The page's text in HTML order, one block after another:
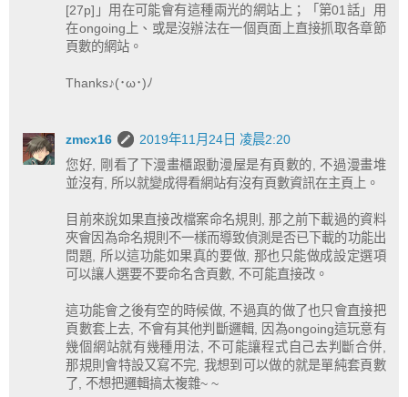
[27p]」用在可能會有這種兩光的網站上；「第01話」用
在ongoing上、或是沒辦法在一個頁面上直接抓取各章節
頁數的網站。
Thanks♪(･ω･)ﾉ
zmcx16
2019年11月24日 凌晨2:20
您好, 剛看了下漫畫櫃跟動漫屋是有頁數的, 不過漫畫堆
並沒有, 所以就變成得看網站有沒有頁數資訊在主頁上。
目前來說如果直接改檔案命名規則, 那之前下載過的資料
夾會因為命名規則不一樣而導致偵測是否已下載的功能出
問題, 所以這功能如果真的要做, 那也只能做成設定選項
可以讓人選要不要命名含頁數, 不可能直接改。
這功能會之後有空的時候做, 不過真的做了也只會直接把
頁數套上去, 不會有其他判斷邏輯, 因為ongoing這玩意有
幾個網站就有幾種用法, 不可能讓程式自己去判斷合併,
那規則會特設又寫不完, 我想到可以做的就是單純套頁數
了, 不想把邏輯搞太複雜~ ~